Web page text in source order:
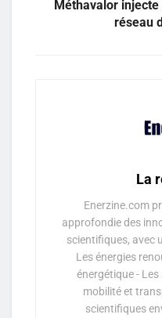
Méthavalor
réseau
La
Enerzine.com
approfondie des
scientifiques, avec
Les énergies
énergétique -
mobilité et
scientifiques